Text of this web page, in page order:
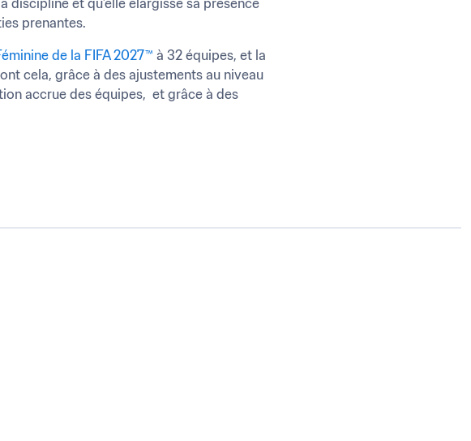
discipline et qu’elle élargisse sa présence
prenantes.
de la FIFA 2027™
cela, grâce à des ajustements au niveau
accrue des équipes,  et grâce à des